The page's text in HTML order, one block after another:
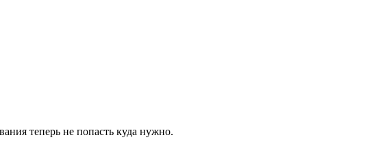
теперь не попасть куда нужно.